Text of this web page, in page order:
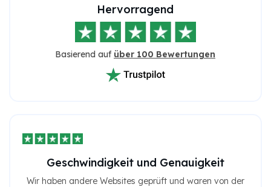
Hervorragend
Basierend auf über 100 Bewertungen
Geschwindigkeit und Genauigkeit
Wir haben andere Websites geprüft und waren von der